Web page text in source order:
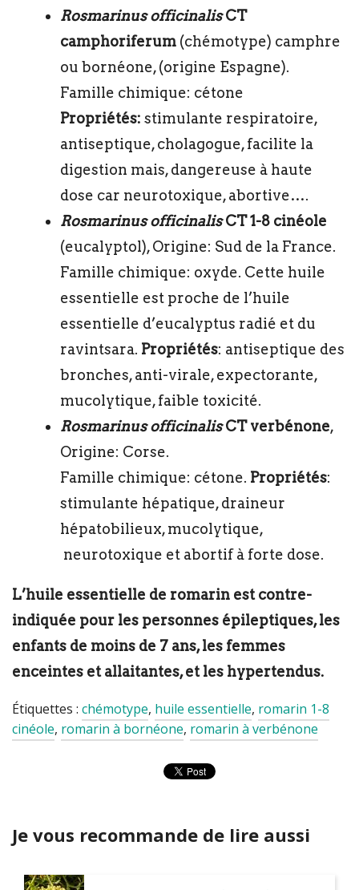
Rosmarinus officinalisCT
camphoriferum (chémotype) camphre
ou bornéone, (origine Espagne).
Famille chimique: cétone
Propriétés: stimulante respiratoire,
antiseptique, cholagogue, facilite la
digestion mais, dangereuse à haute
dose car neurotoxique, abortive….
Rosmarinus officinalisCT 1-8 cinéole
(eucalyptol), Origine: Sud de la France.
Famille chimique: oxyde. Cette huile
essentielle est proche de l’huile
essentielle d’eucalyptus radié et du
ravintsara. Propriétés: antiseptique des
bronches, anti-virale, expectorante,
mucolytique, faible toxicité.
Rosmarinus officinalisCT verbénone,
Origine: Corse.
Famille chimique: cétone. Propriétés:
stimulante hépatique, draineur
hépatobilieux, mucolytique,
neurotoxique et abortif à forte dose.
L’huile essentielle de romarin est contre-
indiquée pour les personnes épileptiques, les
enfants de moins de 7 ans, les femmes
enceintes et allaitantes, et les hypertendus.
Étiquettes : chémotype, huile essentielle, romarin 1-8
cinéole, romarin à bornéone, romarin à verbénone
Je vous recommande de lire aussi